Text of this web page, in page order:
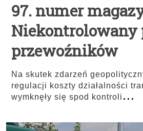
97. numer
Niekontrolowany
przewoźników
Na skutek zdarzeń
regulacji koszty działalności
wymknęły się spod kontroli...